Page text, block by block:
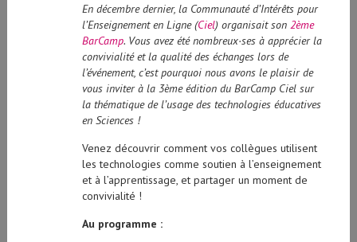
En décembre dernier, la Communauté d’Intérêts pour
l’Enseignement en Ligne (Ciel) organisait son 2ème
BarCamp. Vous avez été nombreux·ses à apprécier la
convivialité et la qualité des échanges lors de
l’événement, c’est pourquoi nous avons le plaisir de
vous inviter à la 3ème édition du BarCamp Ciel sur
la thématique de l’usage des technologies éducatives
en Sciences !
Venez découvrir comment vos collègues utilisent
les technologies comme soutien à l’enseignement
et à l’apprentissage, et partager un moment de
convivialité !
Au programme :